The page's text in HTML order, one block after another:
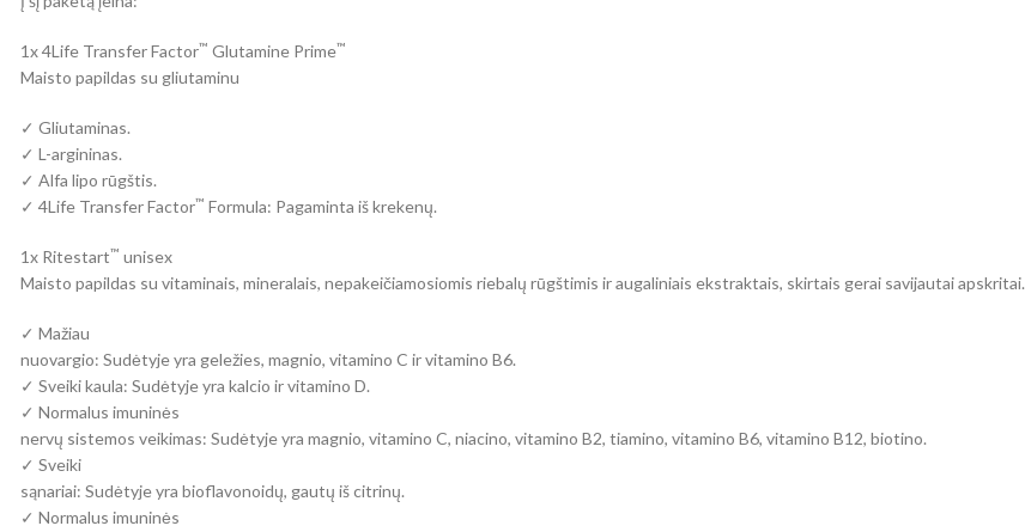
1x 4Life Transfer Factor™ Glutamine Prime™
Maisto papildas su gliutaminu
✓ Gliutaminas.
✓ L-argininas.
✓ Alfa lipo rūgštis.
✓ 4Life Transfer Factor™ Formula: Pagaminta iš krekenų.
1x Ritestart™ unisex
Maisto papildas su vitaminais, mineralais, nepakeičiamosiomis riebalų rūgštimis ir augaliniais ekstraktais, skirtais gerai savijautai apskritai.
✓ Mažiau
nuovargio: Sudėtyje yra geležies, magnio, vitamino C ir vitamino B6.
✓ Sveiki kaula: Sudėtyje yra kalcio ir vitamino D.
✓ Normalus imuninės
nervų sistemos veikimas: Sudėtyje yra magnio, vitamino C, niacino, vitamino B2, tiamino, vitamino B6, vitamino B12, biotino.
✓ Sveiki
sąnariai: Sudėtyje yra bioflavonoidų, gautų iš citrinų.
✓ Normalus imuninės